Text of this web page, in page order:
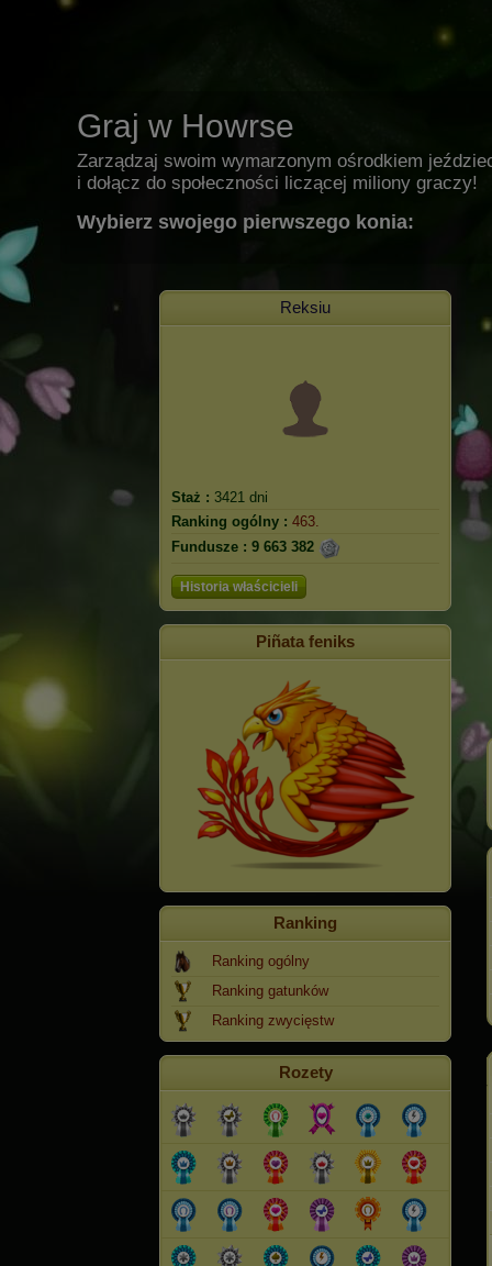
Graj w Howrse
Zarządzaj swoim wymarzonym ośrodkiem
i dołącz do społeczności liczącej miliony graczy!
Wybierz swojego pierwszego konia:
Reksiu
Staż : 3421 dni
Ranking ogólny : 463.
Fundusze : 9 663 382
Historia właścicieli
Piñata feniks
Ranking
Ranking ogólny
Ranking gatunków
Ranking zwycięstw
Rozety